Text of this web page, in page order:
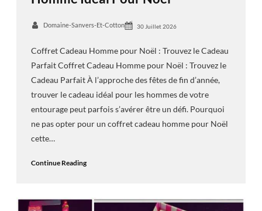
Domaine-Sanvers-Et-Cotton 30 Juillet 2026
Coffret Cadeau Homme pour Noël : Trouvez le Cadeau
Parfait Coffret Cadeau Homme pour Noël : Trouvez le
Cadeau Parfait À l’approche des fêtes de fin d’année,
trouver le cadeau idéal pour les hommes de votre
entourage peut parfois s’avérer être un défi. Pourquoi
ne pas opter pour un coffret cadeau homme pour Noël
cette…
Continue Reading